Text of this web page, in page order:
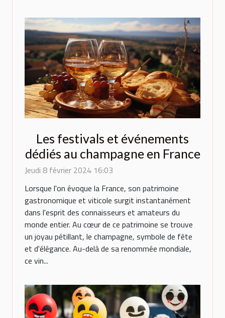
Les festivals et événements
dédiés au champagne en France
Jeudi 8 février 2024 16:03
Lorsque l'on évoque la France, son patrimoine
gastronomique et viticole surgit instantanément
dans l'esprit des connaisseurs et amateurs du
monde entier. Au cœur de ce patrimoine se trouve
un joyau pétillant, le champagne, symbole de fête
et d'élégance. Au-delà de sa renommée mondiale,
ce vin...